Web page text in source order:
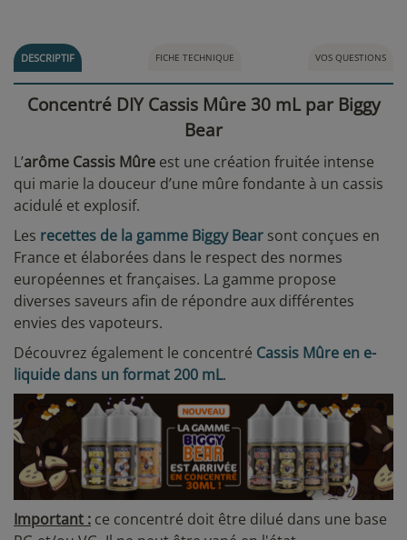
DESCRIPTIF FICHE TECHNIQUE VOS QUESTIONS
Concentré DIY Cassis Mûre 30 mL par Biggy
Bear
L’arôme Cassis Mûre est une création fruitée intense
qui marie la douceur d’une mûre fondante à un cassis
acidulé et explosif.
Les recettes de la gamme Biggy Bear sont conçues en
France et élaborées dans le respect des normes
européennes et françaises. La gamme propose
diverses saveurs afin de répondre aux différentes
envies des vapoteurs.
Découvrez également le concentré Cassis Mûre en e-
liquide dans un format 200 mL.
Important : ce concentré doit être dilué dans une base